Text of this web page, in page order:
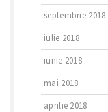
septembrie 2018
iulie 2018
iunie 2018
mai 2018
aprilie 2018